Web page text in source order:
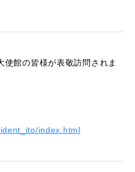
館の皆様が表敬訪問されま
index.html